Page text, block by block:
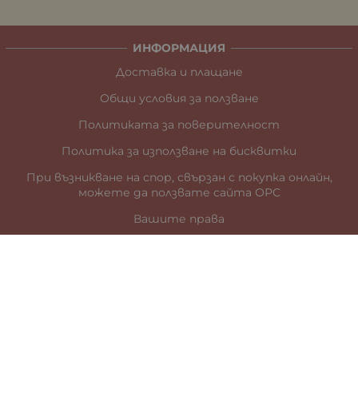
ИНФОРМАЦИЯ
Доставка и плащане
Общи условия за ползване
Политиката за поверителност
Политика за използване на бисквитки
При възникване на спор, свързан с покупка онлайн,
можете да ползвате сайта ОРС
Вашите права